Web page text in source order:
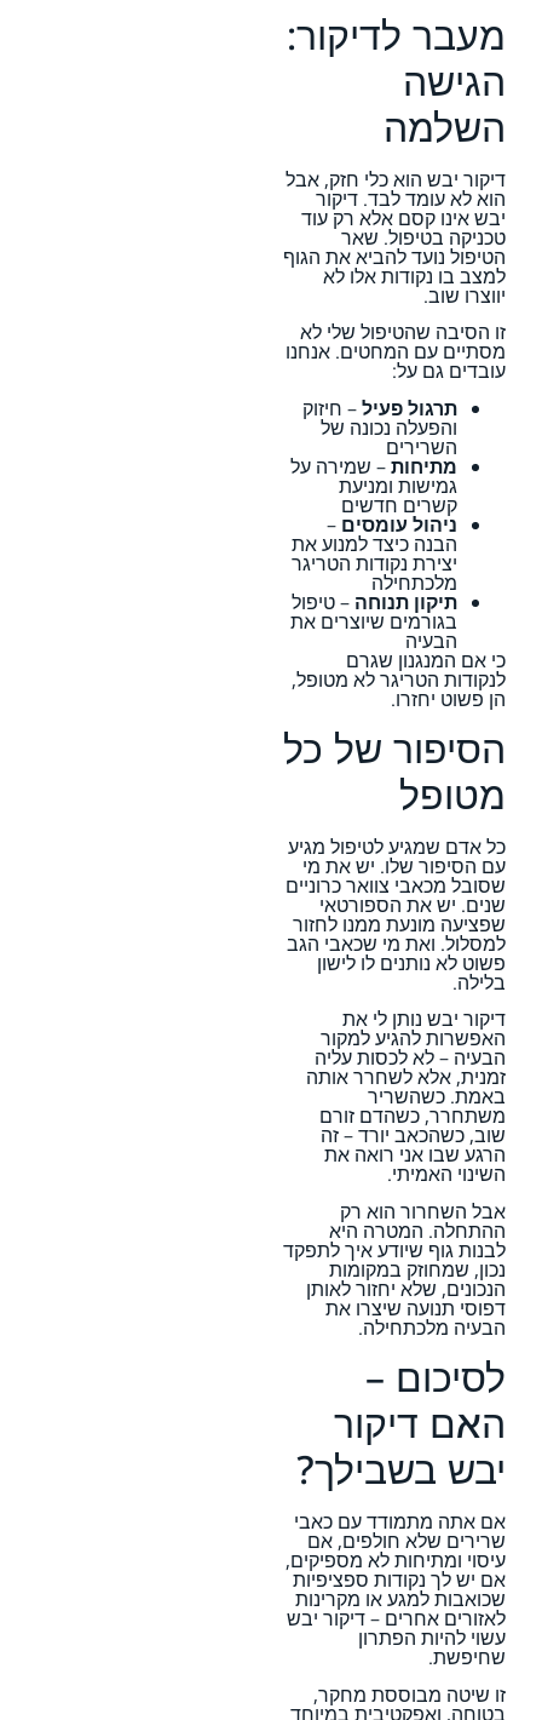
מעבר לדיקור:
הגישה
השלמה
דיקור יבש הוא כלי חזק, אבל
הוא לא עומד לבד. דיקור
יבש אינו קסם אלא רק עוד
טכניקה בטיפול. שאר
הטיפול נועד להביא את הגוף
למצב בו נקודות אלו לא
יווצרו שוב.
זו הסיבה שהטיפול שלי לא
מסתיים עם המחטים. אנחנו
עובדים גם על:
תרגול פעיל– חיזוק
והפעלה נכונה של
השרירים
מתיחות– שמירה על
גמישות ומניעת
קשרים חדשים
ניהול עומסים –
הבנה כיצד למנוע את
יצירת נקודות הטריגר
מלכתחילה
תיקון תנוחה – טיפול
בגורמים שיוצרים את
הבעיה
כי אם המנגנון שגרם
לנקודות הטריגר לא מטופל,
הן פשוט יחזרו.
הסיפור של כל
מטופל
כל אדם שמגיע לטיפול מגיע
עם הסיפור שלו. יש את מי
שסובל מכאבי צוואר כרוניים
שנים. יש את הספורטאי
שפציעה מונעת ממנו לחזור
למסלול. ואת מי שכאבי הגב
פשוט לא נותנים לו לישון
בלילה.
דיקור יבש נותן לי את
האפשרות להגיע למקור
הבעיה – לא לכסות עליה
זמנית, אלא לשחרר אותה
באמת. כשהשריר
משתחרר, כשהדם זורם
שוב, כשהכאב יורד – זה
הרגע שבו אני רואה את
השינוי האמיתי.
אבל השחרור הוא רק
ההתחלה. המטרה היא
לבנות גוף שיודע איך לתפקד
נכון, שמחוזק במקומות
הנכונים, שלא יחזור לאותן
דפוסי תנועה שיצרו את
הבעיה מלכתחילה.
לסיכום –
האם דיקור
יבש בשבילך?
אם אתה מתמודד עם כאבי
שרירים שלא חולפים, אם
עיסוי ומתיחות לא מספיקים,
אם יש לך נקודות ספציפיות
שכואבות למגע או מקרינות
לאזורים אחרים – דיקור יבש
עשוי להיות הפתרון
שחיפשת.
זו שיטה מבוססת מחקר,
בטוחה, ואפקטיבית במיוחד